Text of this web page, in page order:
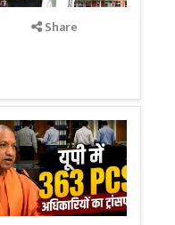
Share